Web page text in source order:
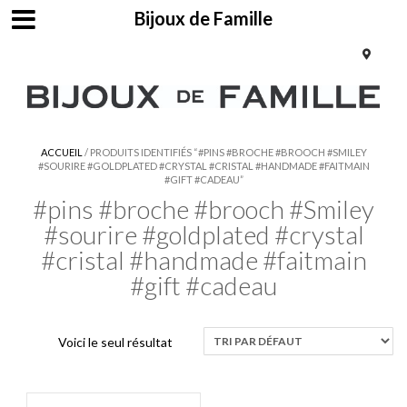
ACCUEIL / PRODUITS IDENTIFIÉS “#PINS #BROCHE #BROOCH #SMILEY
#SOURIRE #GOLDPLATED #CRYSTAL #CRISTAL #HANDMADE #FAITMAIN
#GIFT #CADEAU”
#pins #broche #brooch #Smiley
#sourire #goldplated #crystal
#cristal #handmade #faitmain
#gift #cadeau
Voici le seul résultat
Bijoux de Famille